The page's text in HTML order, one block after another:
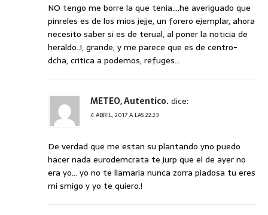
NO tengo me borre la que tenia….he averiguado que
pinreles es de los mios jejje, un forero ejemplar, ahora
necesito saber si es de terual, al poner la noticia de
heraldo..!, grande, y me parece que es de centro-
dcha, critica a podemos, refuges…
METEO, Autentico.dice:
4 ABRIL, 2017 A LAS 22:23
De verdad que me estan su plantando yno puedo
hacer nada eurodemcrata te jurp que el de ayer no
era yo… yo no te llamaria nunca zorra piadosa tu eres
mi smigo y yo te quiero.!